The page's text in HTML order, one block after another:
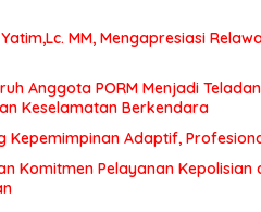
MM, Mengapresiasi
Anggota PORM Menjadi
Keselamatan Berkendara
Kepemimpinan Adaptif,
Komitmen Pelayanan